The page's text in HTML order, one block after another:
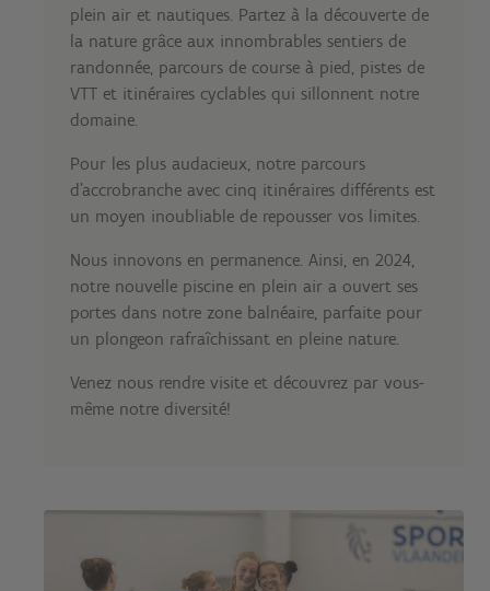
plein air et nautiques. Partez à la découverte de
la nature grâce aux innombrables sentiers de
randonnée, parcours de course à pied, pistes de
VTT et itinéraires cyclables qui sillonnent notre
domaine.
Pour les plus audacieux, notre parcours
d'accrobranche avec cinq itinéraires différents est
un moyen inoubliable de repousser vos limites.
Nous innovons en permanence. Ainsi, en 2024,
notre nouvelle piscine en plein air a ouvert ses
portes dans notre zone balnéaire, parfaite pour
un plongeon rafraîchissant en pleine nature.
Venez nous rendre visite et découvrez par vous-
même notre diversité!